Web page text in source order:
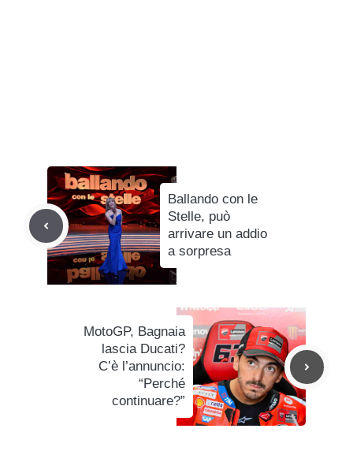
Ballando con le
Stelle, può
arrivare un addio
a sorpresa
MotoGP, Bagnaia
lascia Ducati?
C’è l’annuncio:
“Perché
continuare?”